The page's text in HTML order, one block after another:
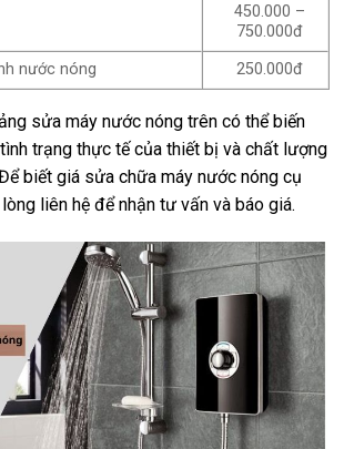
450.000 –
750.000đ
nước nóng
250.000đ
sửa máy nước nóng trên có thể biến
trạng thực tế của thiết bị và chất lượng
biết giá sửa chữa máy nước nóng cụ
liên hệ để nhận tư vấn và báo giá.